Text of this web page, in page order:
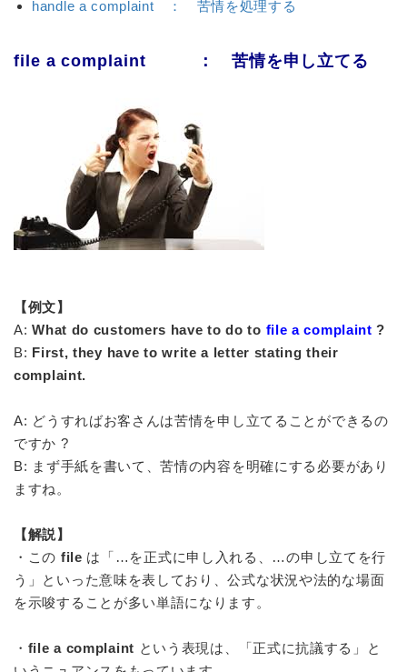
handle a complaint ： 苦情を処理する
file a complaint ： 苦情を申し立てる
【例文】
A:What do customers have to do to file a complaint ?
B: First, they have to write a letter stating their
complaint.
A: どうすればお客さんは苦情を申し立てることができるの
ですか ?
B: まず手紙を書いて、苦情の内容を明確にする必要があり
ますね。
【解説】
・この file は「…を正式に申し入れる、…の申し立てを行
う」といった意味を表しており、公式な状況や法的な場面
を示唆することが多い単語になります。
・ file a complaint という表現は、「正式に抗議する」と